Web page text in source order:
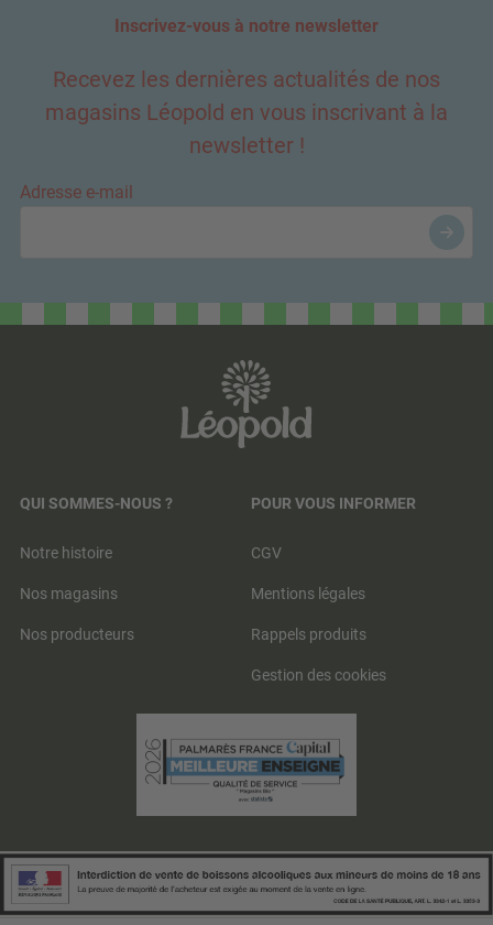
Inscrivez-vous à notre newsletter
Recevez les dernières actualités de nos
magasins Léopold en vous inscrivant à la
newsletter !
Adresse e-mail
QUI SOMMES-NOUS ?
Notre histoire
Nos magasins
Nos producteurs
POUR VOUS INFORMER
CGV
Mentions légales
Rappels produits
Gestion des cookies